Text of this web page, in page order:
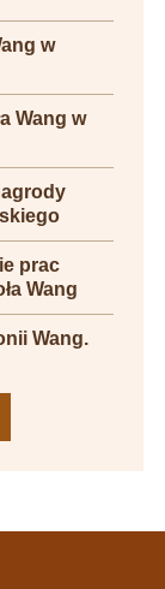
w
Wang w
prac
Wang
Wang.